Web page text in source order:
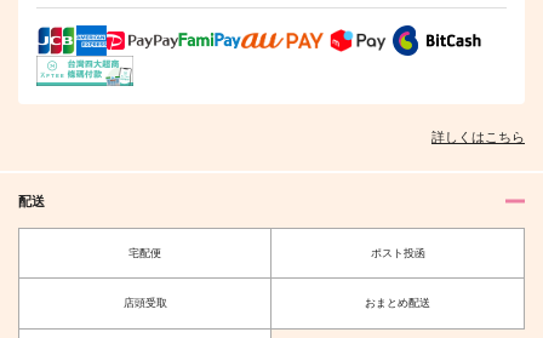
詳しくはこちら
配送
宅配便 ポスト投函
店頭受取 おまとめ配送